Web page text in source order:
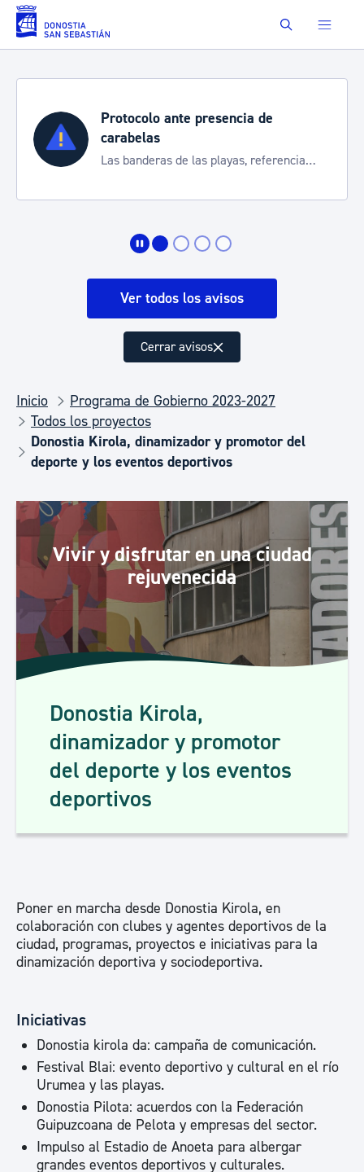
Saltar al contenido principal Buscar
Protocolo ante presencia de
carabelas
Las banderas de las playas, referencia
Ver todos los avisos
Cerrar avisos
Inicio
Programa de Gobierno 2023-2027
Todos los proyectos
Donostia Kirola, dinamizador y promotor del
deporte y los eventos deportivos
Vivir y disfrutar en una ciudad
rejuvenecida
Donostia Kirola,
dinamizador y promotor
del deporte y los eventos
deportivos
Poner en marcha desde Donostia Kirola, en
colaboración con clubes y agentes deportivos de la
ciudad, programas, proyectos e iniciativas para la
dinamización deportiva y sociodeportiva.
Iniciativas
Donostia kirola da: campaña de comunicación.
Festival Blai: evento deportivo y cultural en el río
Urumea y las playas.
Donostia Pilota: acuerdos con la Federación
Guipuzcoana de Pelota y empresas del sector.
Impulso al Estadio de Anoeta para albergar
grandes eventos deportivos y culturales.